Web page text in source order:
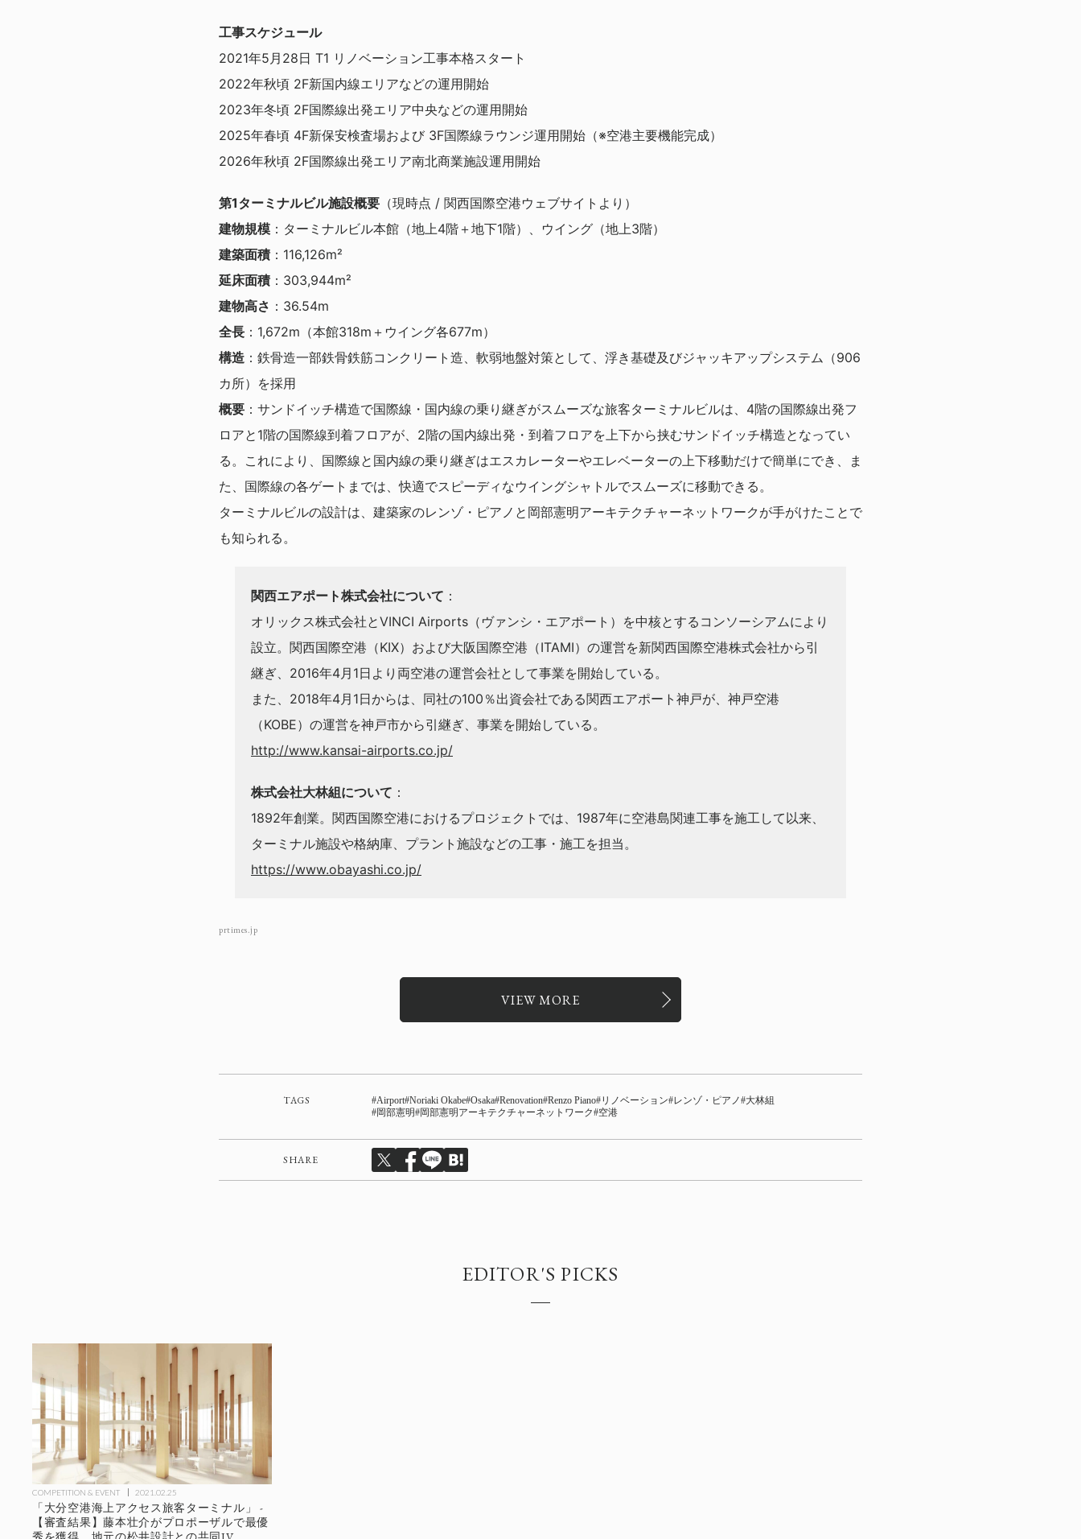
工事スケジュール
2021年5月28日 T1 リノベーション工事本格スタート
2022年秋頃 2F新国内線エリアなどの運用開始
2023年冬頃 2F国際線出発エリア中央などの運用開始
2025年春頃 4F新保安検査場および 3F国際線ラウンジ運用開始（※空港主要機能完成）
2026年秋頃 2F国際線出発エリア南北商業施設運用開始
第1ターミナルビル施設概要 （現時点 / 関西国際空港ウェブサイトより）
建物規模 ：ターミナルビル本館（地上4階＋地下1階）、ウイング（地上3階）
建築面積 ：116,126m²
延床面積 ：303,944m²
建物高さ ：36.54m
全長 ：1,672m（本館318m＋ウイング各677m）
構造 ：鉄骨造一部鉄骨鉄筋コンクリート造、軟弱地盤対策として、浮き基礎及びジャッキアップシステム（906
カ所）を採用
概要 ：サンドイッチ構造で国際線・国内線の乗り継ぎがスムーズな旅客ターミナルビルは、4階の国際線出発フ
ロアと1階の国際線到着フロアが、2階の国内線出発・到着フロアを上下から挟むサンドイッチ構造となってい
る。これにより、国際線と国内線の乗り継ぎはエスカレーターやエレベーターの上下移動だけで簡単にでき、ま
た、国際線の各ゲートまでは、快適でスピーディなウイングシャトルでスムーズに移動できる。
ターミナルビルの設計は、建築家のレンゾ・ピアノと岡部憲明アーキテクチャーネットワークが手がけたことで
も知られる。
関西エアポート株式会社について ：
オリックス株式会社とVINCI Airports（ヴァンシ・エアポート）を中核とするコンソーシアムにより
設立。関西国際空港（KIX）および大阪国際空港（ITAMI）の運営を新関西国際空港株式会社から引
継ぎ、2016年4月1日より両空港の運営会社として事業を開始している。
また、2018年4月1日からは、同社の100％出資会社である関西エアポート神戸が、神戸空港
（KOBE）の運営を神戸市から引継ぎ、事業を開始している。
http://www.kansai-airports.co.jp/
株式会社大林組について ：
1892年創業。関西国際空港におけるプロジェクトでは、1987年に空港島関連工事を施工して以来、
ターミナル施設や格納庫、プラント施設などの工事・施工を担当。
https://www.obayashi.co.jp/
prtimes.jp
VIEW MORE
TAGS Airport Noriaki Okabe Osaka Renovation Renzo Piano リノベーション レンゾ・ピアノ
大林組
岡部憲明
岡部憲明アーキテクチャーネットワーク 空港
SHARE
EDITOR'S PICKS
COMPETITION & EVENT 2021.02.25
「大分空港海上アクセス旅客ターミナル」 -
【審査結果】藤本壮介がプロポーザルで最優